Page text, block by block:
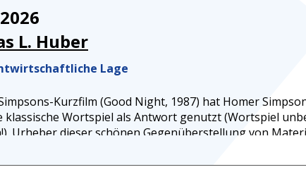
L. Huber
Lage
Kurzfilm (Good Night, 1987) hat Homer
klassische Wortspiel als Antwort genutzt (Wortspiel
Urheber dieser schönen Gegenüberstellung von
George Berkeley (1685–1753), der sich schon damals
Wahrnehmung der Realität beschäftigt hat.